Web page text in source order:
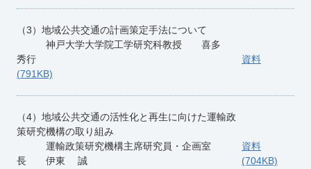
（3）地域公共交通の計画策定手法について
神戸大学大学院工学研究科教授 喜多
秀行
資料
(791KB)
（4）地域公共交通の活性化と再生に向けた運輸政
策研究機構の取り組み
運輸政策研究機構主席研究員・企画室
長 伊東 誠
資料
(704KB)